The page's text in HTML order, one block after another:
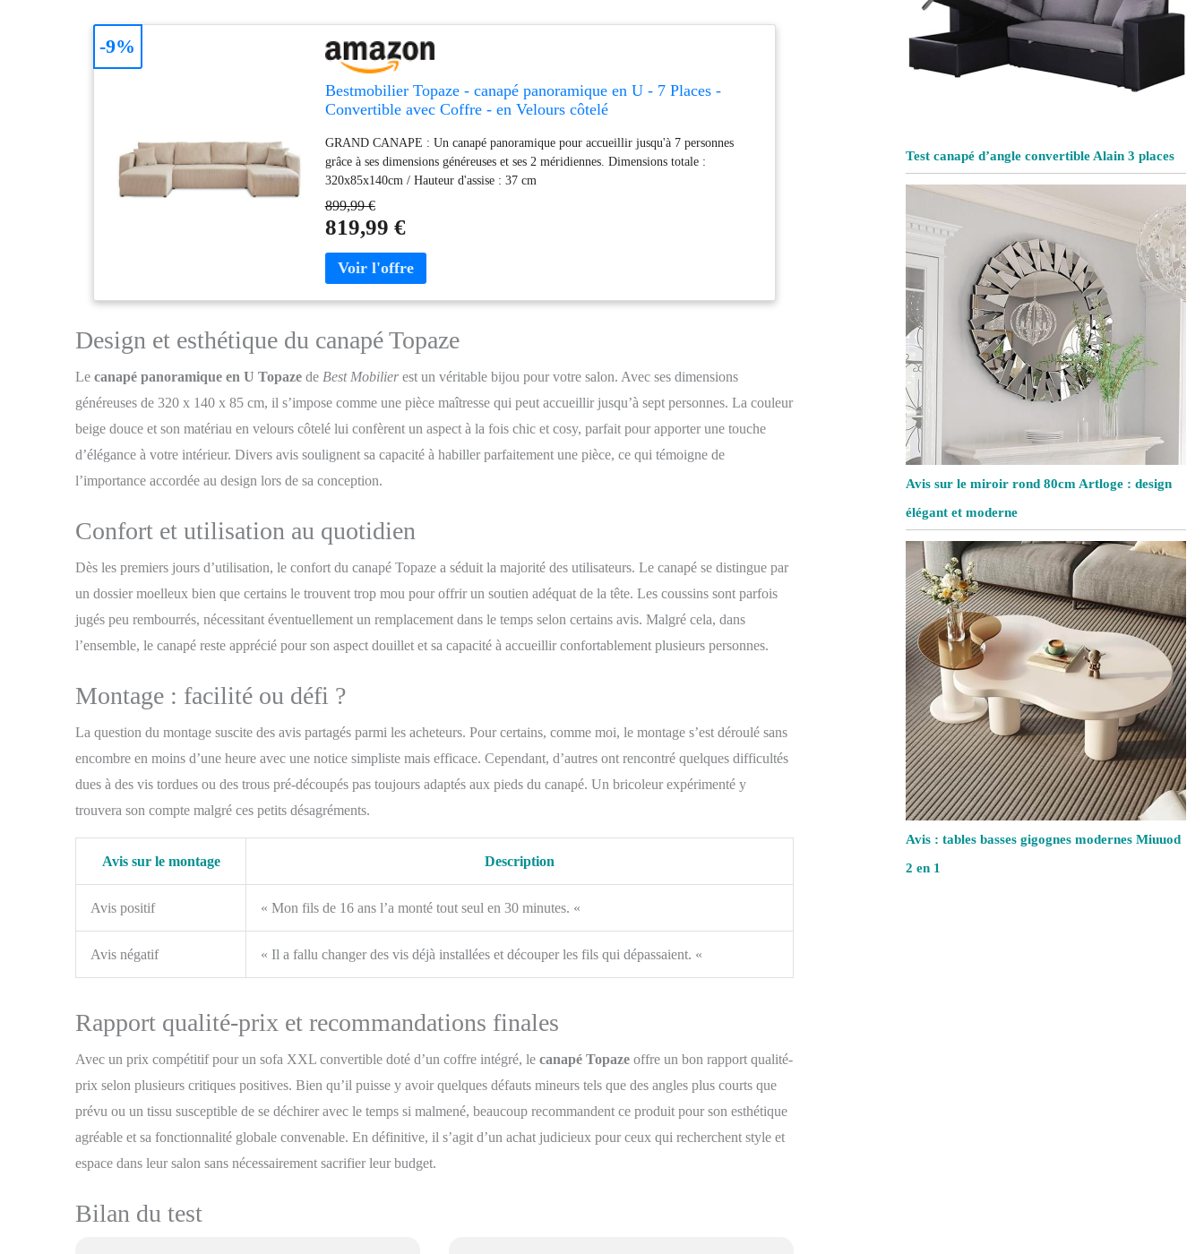
Bestmobilier Topaze - canapé panoramique en U - 7 Places -
Convertible avec Coffre - en Velours côtelé
GRAND CANAPE : Un canapé panoramique pour accueillir jusqu'à 7 personnes
grâce à ses dimensions généreuses et ses 2 méridiennes. Dimensions totale :
320x85x140cm / Hauteur d'assise : 37 cm
899,99 €
819,99 €
-9%
Design et esthétique du canapé Topaze
Le canapé panoramique en U Topaze de Best Mobilierest un véritable bijou pour votre salon. Avec ses dimensions
généreuses de 320 x 140 x 85 cm, il s’impose comme une pièce maîtresse qui peut accueillir jusqu’à sept personnes. La couleur
beige douce et son matériau en velours côtelé lui confèrent un aspect à la fois chic et cosy, parfait pour apporter une touche
d’élégance à votre intérieur. Divers avis soulignent sa capacité à habiller parfaitement une pièce, ce qui témoigne de
l’importance accordée au design lors de sa conception.
Confort et utilisation au quotidien
Dès les premiers jours d’utilisation, le confort du canapé Topaze a séduit la majorité des utilisateurs. Le canapé se distingue par
un dossier moelleux bien que certains le trouvent trop mou pour offrir un soutien adéquat de la tête. Les coussins sont parfois
jugés peu rembourrés, nécessitant éventuellement un remplacement dans le temps selon certains avis. Malgré cela, dans
l’ensemble, le canapé reste apprécié pour son aspect douillet et sa capacité à accueillir confortablement plusieurs personnes.
Montage : facilité ou défi ?
La question du montage suscite des avis partagés parmi les acheteurs. Pour certains, comme moi, le montage s’est déroulé sans
encombre en moins d’une heure avec une notice simpliste mais efficace. Cependant, d’autres ont rencontré quelques difficultés
dues à des vis tordues ou des trous pré-découpés pas toujours adaptés aux pieds du canapé. Un bricoleur expérimenté y
trouvera son compte malgré ces petits désagréments.
Avis sur le montage Description
Avis positif « Mon fils de 16 ans l’a monté tout seul en 30 minutes. «
Avis négatif « Il a fallu changer des vis déjà installées et découper les fils qui dépassaient. «
Rapport qualité-prix et recommandations finales
Avec un prix compétitif pour un sofa XXL convertible doté d’un coffre intégré, le canapé Topaze offre un bon rapport qualité-
prix selon plusieurs critiques positives. Bien qu’il puisse y avoir quelques défauts mineurs tels que des angles plus courts que
prévu ou un tissu susceptible de se déchirer avec le temps si malmené, beaucoup recommandent ce produit pour son esthétique
agréable et sa fonctionnalité globale convenable. En définitive, il s’agit d’un achat judicieux pour ceux qui recherchent style et
espace dans leur salon sans nécessairement sacrifier leur budget.
Bilan du test
Test canapé d’angle convertible Alain 3 places
Avis sur le miroir rond 80cm Artloge : design
élégant et moderne
Avis : tables basses gigognes modernes Miuuod
2 en 1